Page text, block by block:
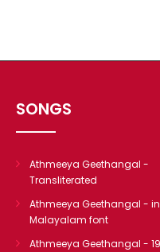
SONGS
Athmeeya Geethangal -
Transliterated
Athmeeya Geethangal - in
Malayalam font
Athmeeya Geethangal -